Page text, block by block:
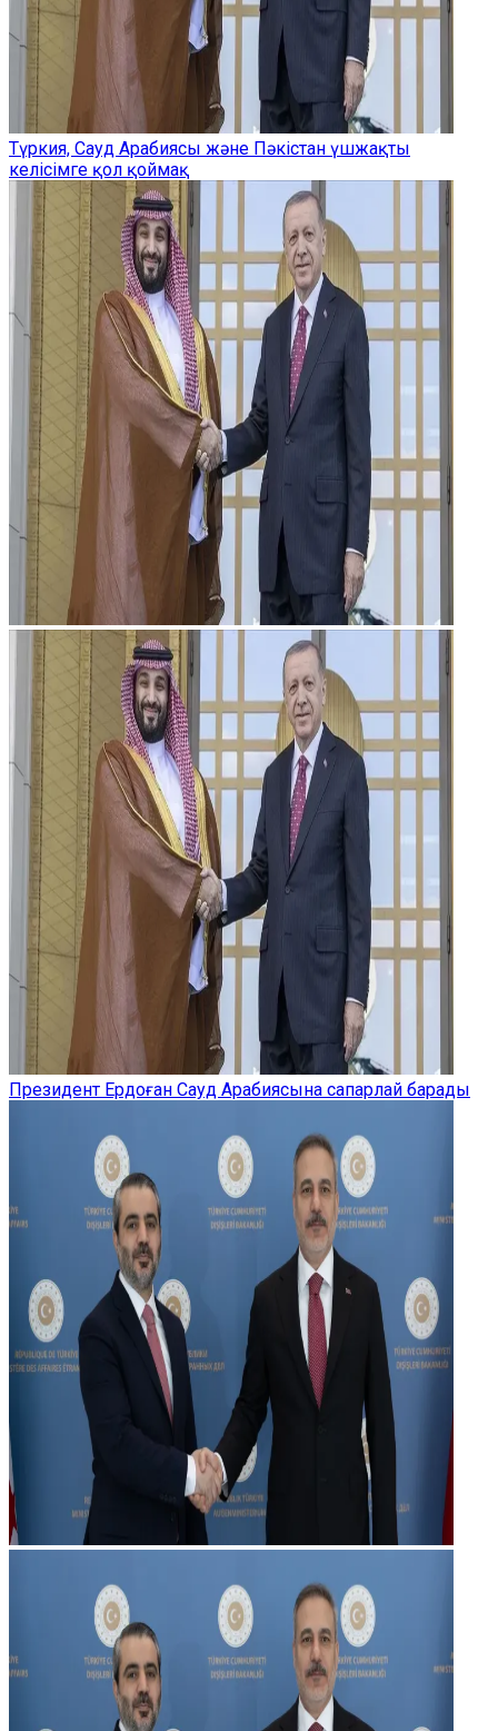
Түркия, Сауд Арабиясы және Пәкістан үшжақты
келісімге қол қоймақ
Президент Ердоған Сауд Арабиясына сапарлай барады